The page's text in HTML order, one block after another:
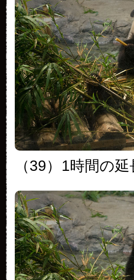
（39） 1時間の延